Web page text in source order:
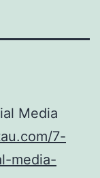
Media
7-
media-